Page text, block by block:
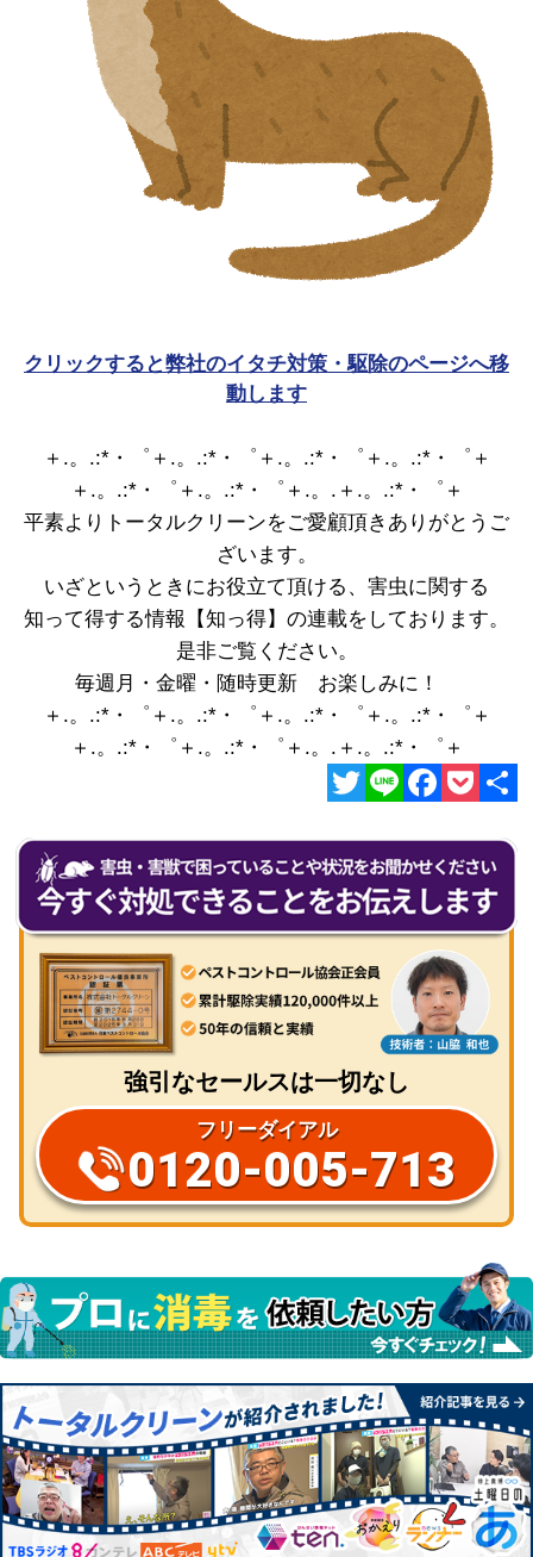
クリックすると弊社のイタチ対策・駆除のページへ移
動します
＋.。.:*・゜＋.。.:*・゜＋.。.:*・゜＋.。.:*・゜＋
＋.。.:*・゜＋.。.:*・゜＋.。.＋.。.:*・゜＋
平素よりトータルクリーンをご愛顧頂きありがとうご
ざいます。
いざというときにお役立て頂ける、害虫に関する
知って得する情報【知っ得】の連載をしております。
是非ご覧ください。
毎週月・金曜・随時更新 お楽しみに！
＋.。.:*・゜＋.。.:*・゜＋.。.:*・゜＋.。.:*・゜＋
＋.。.:*・゜＋.。.:*・゜＋.。.＋.。.:*・゜＋
有
強引なセールスは一切なし
フリーダイアル
0120-005-713